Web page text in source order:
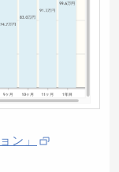
ン」